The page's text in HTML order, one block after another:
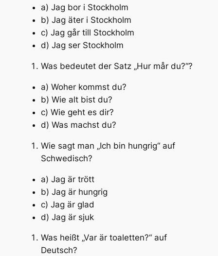
a) Jag bor i Stockholm
b) Jag äter i Stockholm
c) Jag går till Stockholm
d) Jag ser Stockholm
Was bedeutet der Satz „Hur mår du?“?
a) Woher kommst du?
b) Wie alt bist du?
c) Wie geht es dir?
d) Was machst du?
Wie sagt man „Ich bin hungrig“ auf
Schwedisch?
a) Jag är trött
b) Jag är hungrig
c) Jag är glad
d) Jag är sjuk
Was heißt „Var är toaletten?“ auf
Deutsch?